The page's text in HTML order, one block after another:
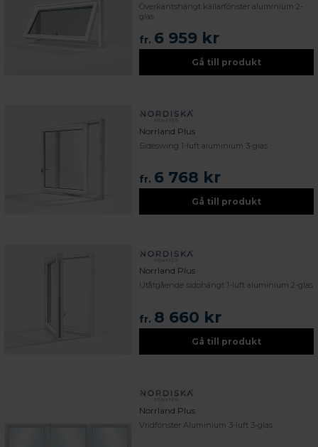
Överkantshängt källarfönster aluminium 2-
glas
fr. 6 959 kr
Gå till produkt
Norrland Plus
Sideswing 1-luft aluminium 3-glas
fr. 6 768 kr
Gå till produkt
Norrland Plus
Utåtgående sidohängt 1-luft aluminium 2-glas
fr. 8 660 kr
Gå till produkt
Norrland Plus
Vridfönster Aluminium 3-luft 3-glas